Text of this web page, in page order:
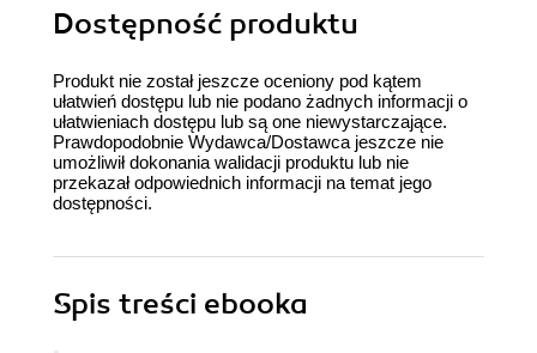
Dostępność produktu
Produkt nie został jeszcze oceniony pod kątem
ułatwień dostępu lub nie podano żadnych informacji o
ułatwieniach dostępu lub są one niewystarczające.
Prawdopodobnie Wydawca/Dostawca jeszcze nie
umożliwił dokonania walidacji produktu lub nie
przekazał odpowiednich informacji na temat jego
dostępności.
Spis treści ebooka